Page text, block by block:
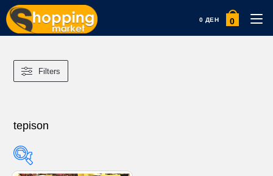
0 ДЕН 0
Filters
tepison